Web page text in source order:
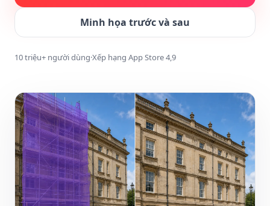
Minh họa trước và sau
10 triệu+ người dùng·Xếp hạng App Store 4,9